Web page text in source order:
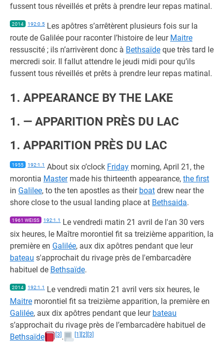
fussent tous réveillés et prêts à prendre leur repas matinal.
2014 192:0.5 Les apôtres s’arrêtèrent plusieurs fois sur la
route de Galilée pour raconter l’histoire de leur Maitre
ressuscité ; ils n’arrivèrent donc à Bethsaïde que très tard le
mercredi soir. Il fallut attendre le jeudi midi pour qu’ils
fussent tous réveillés et prêts à prendre leur repas matinal.
1. APPEARANCE BY THE LAKE
1. — APPARITION PRÈS DU LAC
1. APPARITION PRÈS DU LAC
1955 192:1.1 About six o’clock Friday morning, April 21, the
morontia Mastermade his thirteenth appearance, the first
in Galilee, to the ten apostles as their boat drew near the
shore close to the usual landing place at Bethsaida.
1961 WEISS 192:1.1
Le vendredi matin 21 avril de l'an 30 vers
six heures, le Maître morontiel fit sa treizième apparition, la
première en Galilée, aux dix apôtres pendant que leur
bateau s'approchait du rivage près de l'embarcadère
habituel de Bethsaïde.
2014 192:1.1
Le vendredi matin 21 avril vers six heures, le
Maitre morontiel fit sa treizième apparition, la première en
Galilée, aux dix apôtres pendant que leur bateau
s’approchait du rivage près de l’embarcadère habituel de
Bethsaïde
[3] . [1] [2] [3]